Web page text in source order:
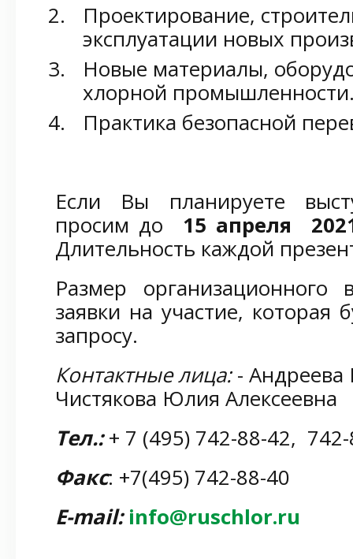
Проектирование,
эксплуатации новых
Новые материалы,
хлорной
Практика безопасной
Если Вы планируете
просим до 15 апреля
Длительность каждой
Размер организационного
заявки на участие, которая
запросу.
Контактные лица:- Андреева
Чистякова Юлия Алексеевна
Тел.:+ 7 (495) 742-88-42,
Факс: +7(495) 742-88-40
E-mail: info@ruschlor.ru